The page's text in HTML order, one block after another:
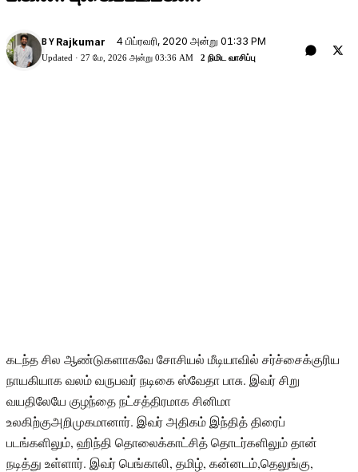
BY Rajkumar 4 பிப்ரவரி, 2020 அன்று 01:33 PM
Updated · 27 மே, 2026 அன்று 03:36 AM 2 நிமிட வாசிப்பு
கடந்த சில ஆண்டுகளாகவே சோசியல் மீடியாவில் சர்ச்சைக்குரிய
நாயகியாக வலம் வருபவர் நடிகை ஸ்வேதா பாசு. இவர் சிறு
வயதிலேயே குழந்தை நட்சத்திரமாக சினிமா
உலகிற்குஅறிமுகமானார். இவர் அதிகம் இந்தித் திரைப்
படங்களிலும், ஹிந்தி தொலைக்காட்சித் தொடர்களிலும் தான்
நடித்து உள்ளார். இவர் பெங்காலி, தமிழ், கன்னடம்,தெலுங்கு,